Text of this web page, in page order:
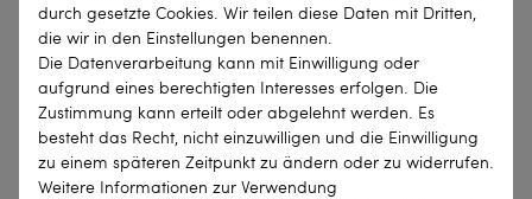
durch gesetzte Cookies. Wir teilen diese Daten mit Dritten,
die wir in den Einstellungen benennen.
Die Datenverarbeitung kann mit Einwilligung oder
aufgrund eines berechtigten Interesses erfolgen. Die
Zustimmung kann erteilt oder abgelehnt werden. Es
besteht das Recht, nicht einzuwilligen und die Einwilligung
zu einem späteren Zeitpunkt zu ändern oder zu widerrufen.
Weitere Informationen zur Verwendung